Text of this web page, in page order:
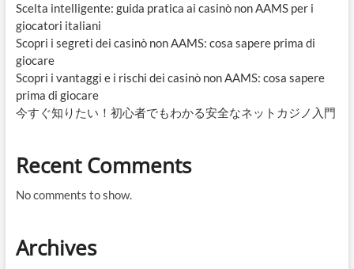
Scelta intelligente: guida pratica ai casinò non AAMS per i
giocatori italiani
Scopri i segreti dei casinò non AAMS: cosa sapere prima di
giocare
Scopri i vantaggi e i rischi dei casinò non AAMS: cosa sapere
prima di giocare
今すぐ知りたい！初心者でもわかる安全なネットカジノ入門
Recent Comments
No comments to show.
Archives